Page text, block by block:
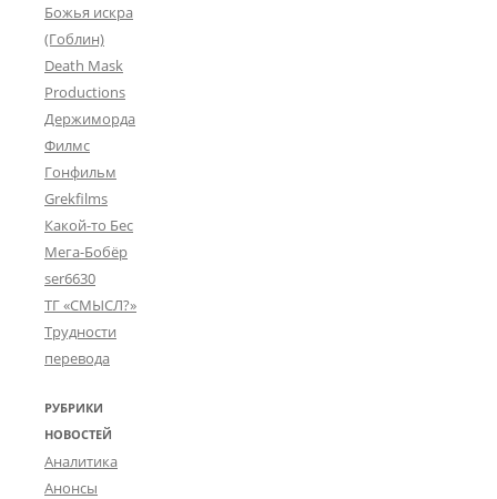
Божья искра
(Гоблин)
Death Mask
Productions
Держиморда
Филмс
Гонфильм
Grekfilms
Какой-то Бес
Мега-Бобёр
ser6630
ТГ «СМЫСЛ?»
Трудности
перевода
РУБРИКИ
НОВОСТЕЙ
Аналитика
Анонсы